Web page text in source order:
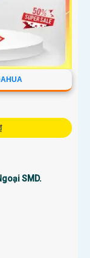
SMD.